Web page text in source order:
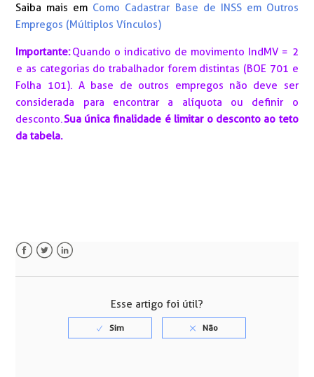
Saiba mais em Como Cadastrar Base de INSS em Outros
Empregos (Múltiplos Vínculos)
Importante:Quando o indicativo de movimento IndMV = 2
e as categorias do trabalhador forem distintas (BOE 701 e
Folha 101). A base de outros empregos não deve ser
considerada para encontrar a alíquota ou definir o
desconto.Sua única finalidade é limitar o desconto ao teto
da tabela.
Esse artigo foi útil?